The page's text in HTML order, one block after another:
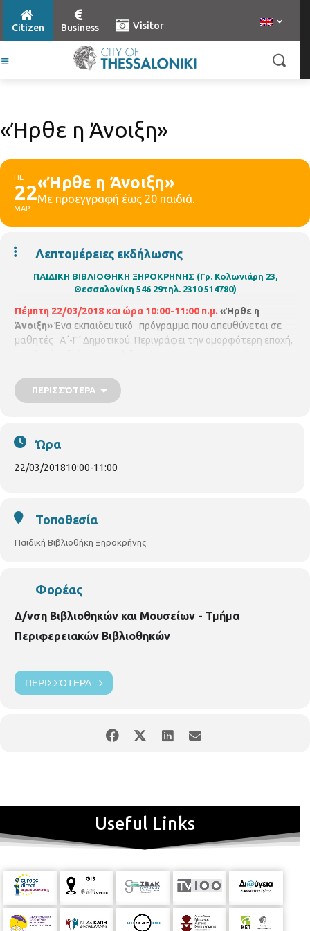
Citizen Business Visitor
«Ήρθε η Άνοιξη»
ΠΕ
22
ΜΑΡ
«Ήρθε η Άνοιξη»
Με προεγγραφή έως 20 παιδιά.
Λεπτομέρειες εκδήλωσης
ΠΑΙΔΙΚΗ ΒΙΒΛΙΟΘΗΚΗ ΞΗΡΟΚΡΗΝΗΣ (Γρ. Κολωνιάρη 23,
Θεσσαλονίκη 546 29τηλ. 2310 514780)
Πέμπτη 22/03/2018 και ώρα 10:00-11:00 π.μ. «Ήρθε η
Άνοιξη»Ένα εκπαιδευτικό πρόγραμμα που απευθύνεται σε
μαθητές Α΄-Γ΄ Δημοτικού. Περιγράφει την ομορφότερη εποχή,
Παιδαγωγικού Τμήματος Δημοτικής Εκπαίδευσης του Α.Π.Θ
Καλέγκα Ελευθερία –Παναγιώτα.
ΠΕΡΙΣΣΌΤΕΡΑ
Ώρα
22/03/201810:00-11:00
Τοποθεσία
Παιδική Βιβλιοθήκη Ξηροκρήνης
Φορέας
Δ/νση Βιβλιοθηκών και Μουσείων - Τμήμα
Περιφερειακών Βιβλιοθηκών
ΠΕΡΙΣΣΌΤΕΡΑ
Useful Links